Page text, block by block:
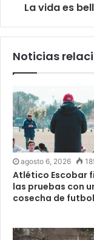
La vida es
Noticias
agosto 6, 2026
Atlético Escobar
las pruebas con
cosecha de